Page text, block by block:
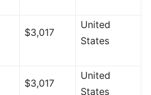
$3,017
United
States
$3,017
United
States